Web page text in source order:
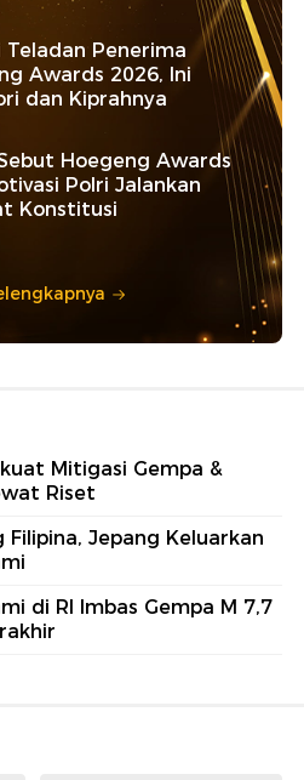
Teladan Penerima
Awards 2026, Ini
dan Kiprahnya
Sebut Hoegeng Awards
Polri Jalankan
Konstitusi
Mitigasi Gempa &
Riset
Filipina, Jepang Keluarkan
di RI Imbas Gempa M 7,7